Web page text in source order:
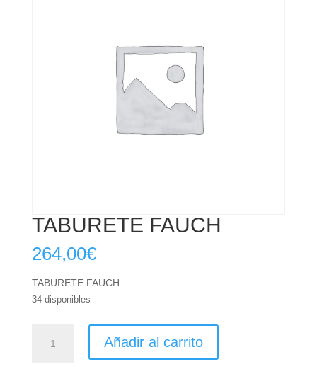
TABURETE FAUCH
264,00€
TABURETE FAUCH
34 disponibles
FAUCH
Añadir al carrito